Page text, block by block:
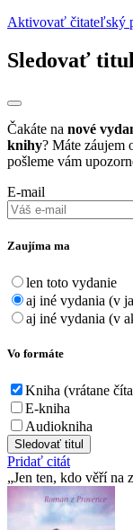
Aktivovať čitateľský
Sledovať titul
Čakáte na nové
knihy? Máte záujem
pošleme vám
E-mail
Zaujíma ma
len toto vydanie
aj iné vydania (v
aj iné vydania (v
Vo formáte
Kniha (vrátane
E-kniha
Audiokniha
Sledovať titul
Pridať citát
Jen ten, kdo věří na